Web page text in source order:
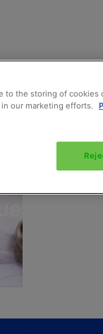
to the storing of
our marketing efforts.